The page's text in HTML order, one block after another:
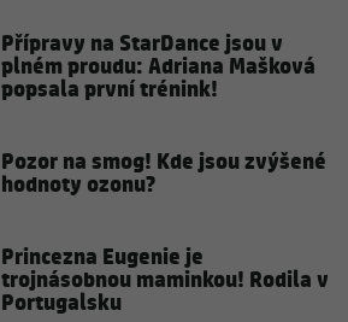
Přípravy na StarDance jsou v
plném proudu: Adriana Mašková
popsala první trénink!
Pozor na smog! Kde jsou zvýšené
hodnoty ozonu?
Princezna Eugenie je
trojnásobnou maminkou! Rodila v
Portugalsku